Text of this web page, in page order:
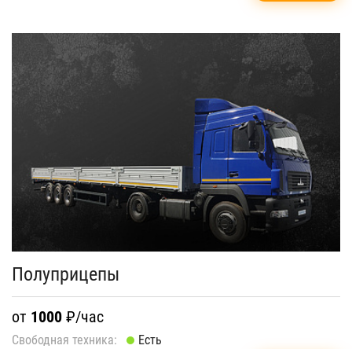
Полуприцепы
от 1000 ₽/час
Свободная техника:
Есть